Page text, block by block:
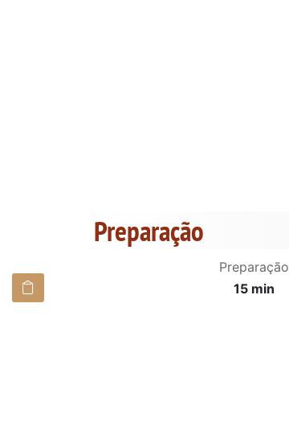
Preparação
Preparação
15 min